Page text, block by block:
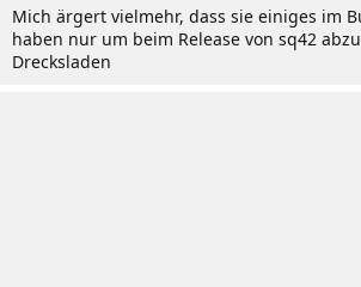
Mich ärgert vielmehr, dass sie einiges im
haben nur um beim Release von sq42
Drecksladen